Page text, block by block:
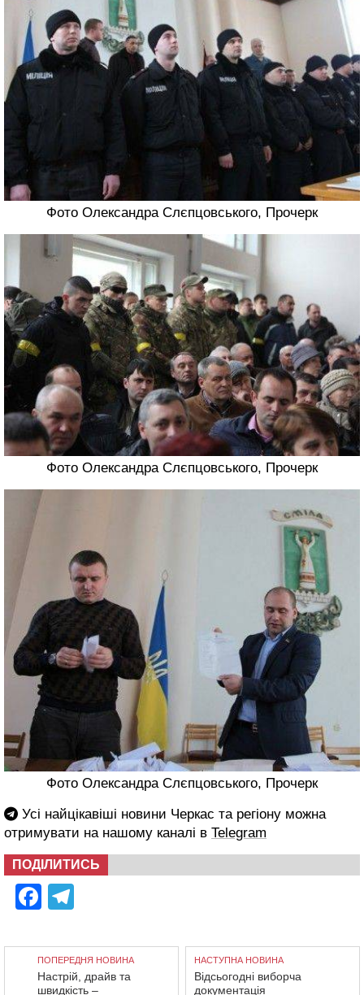
Фото Олександра Слєпцовського, Прочерк
Фото Олександра Слєпцовського, Прочерк
Фото Олександра Слєпцовського, Прочерк
Усі найцікавіші новини Черкас та регіону можна
отримувати на нашому каналі в Telegram
ПОДІЛИТИСЬ
Facebook
ПОПЕРЕДНЯ НОВИНА
Настрій, драйв та
швидкість –
НАСТУПНА НОВИНА
Відсьогодні виборча
документація